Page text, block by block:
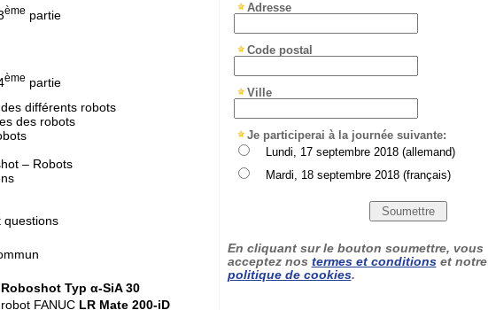
ème partie
ème partie
différents robots
des robots
– Robots
Roboshot Typ α-SiA 30
FANUC LR Mate 200-iD
Adresse
Code postal
Ville
Je participerai à la journée suivante:
Lundi, 17 septembre 2018 (allemand)
Mardi, 18 septembre 2018 (français)
En cliquant sur le bouton soumettre, vous
acceptez nos termes et conditionset notre
politique de cookies.